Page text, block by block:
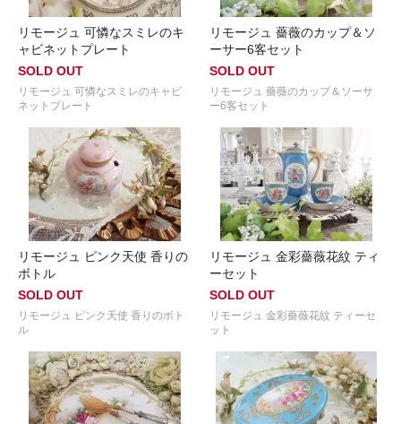
リモージュ 可憐なスミレのキ
ャビネットプレート
SOLD OUT
リモージュ 可憐なスミレのキャビ
ネットプレート
リモージュ 薔薇のカップ＆ソ
ーサー6客セット
SOLD OUT
リモージュ 薔薇のカップ＆ソーサ
ー6客セット
リモージュ ピンク天使 香りの
ボトル
SOLD OUT
リモージュ ピンク天使 香りのボト
ル
リモージュ 金彩薔薇花紋 ティ
ーセット
SOLD OUT
リモージュ 金彩薔薇花紋 ティーセ
ット